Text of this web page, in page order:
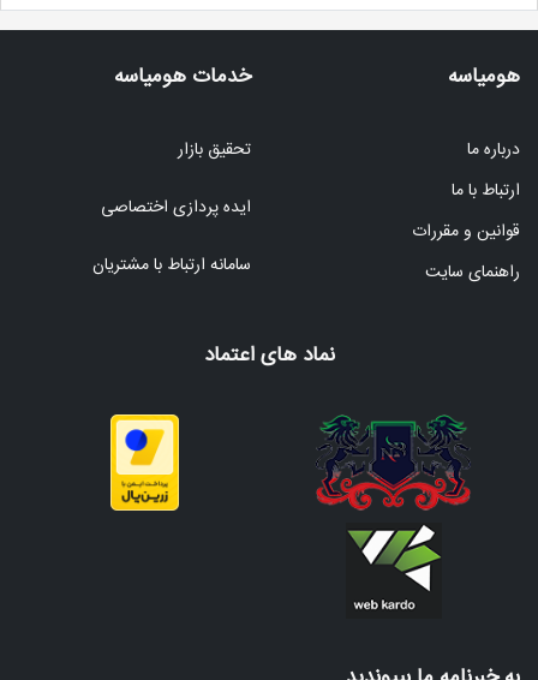
هومیاسه
درباره ما
ارتباط با ما
قوانین و مقررات
راهنمای سایت
خدمات هومیاسه
تحقیق بازار
ایده پردازی اختصاصی
سامانه ارتباط با مشتریان
نماد های اعتماد